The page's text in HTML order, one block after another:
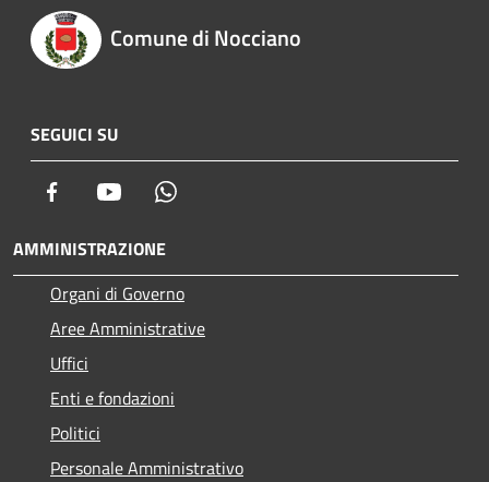
Comune di Nocciano
SEGUICI SU
Facebook Youtube
AMMINISTRAZIONE
Organi di Governo
Aree Amministrative
Uffici
Enti e fondazioni
Politici
Personale Amministrativo